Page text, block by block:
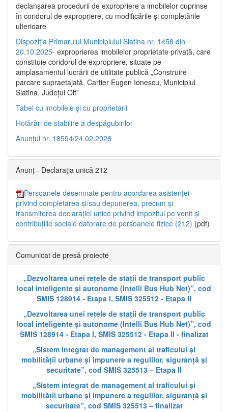
declanşarea procedurii de expropriere a imobilelor cuprinse
în coridorul de expropriere, cu modificările şi completările
ulterioare
Dispoziția Primarului Municipiului Slatina nr. 1458 din
20.10.2025- exproprierea imobilelor proprietate privată, care
constituie coridorul de expropriere, situate pe
amplasamentul lucrării de utilitate publică „Construire
parcare supraetajată, Cartier Eugen Ionescu, Municipiul
Slatina, Județul Olt”
Tabel cu imobilele și cu proprietarii
Hotărâri de stabilire a despăgubirilor
Anunțul nr. 18594/24.02.2026
Anunț - Declarația unică 212
Persoanele desemnate pentru acordarea asistenței
privind completarea și/sau depunerea, precum și
transmiterea declarației unice privind impozitul pe venit și
contribuțiile sociale datorare de persoanele fizice (212) (pdf)
Comunicat de presă proiecte
„Dezvoltarea unei rețele de stații de transport public
local inteligente și autonome (Intelli Bus Hub Net)”, cod
SMIS 128914 - Etapa I, SMIS 325512 - Etapa II
„Dezvoltarea unei rețele de stații de transport public
local inteligente și autonome (Intelli Bus Hub Net)”, cod
SMIS 128914 - Etapa I, SMIS 325512 - Etapa II - finalizat
„Sistem integrat de management al traficului și
mobilității urbane și impunere a regulilor, siguranță și
securitate”, cod SMIS 325513 – Etapa II
„Sistem integrat de management al traficului și
mobilității urbane și impunere a regulilor, siguranță și
securitate”, cod SMIS 325513 – finalizat